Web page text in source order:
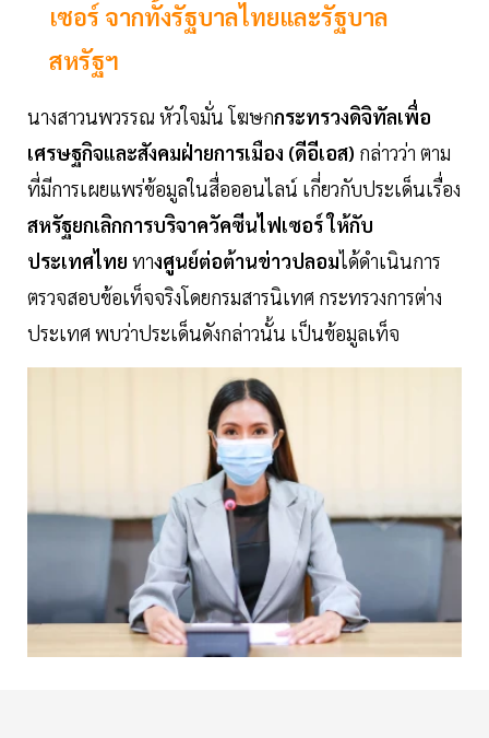
เซอร์ จากทั้งรัฐบาลไทยและรัฐบาล
สหรัฐฯ
นางสาวนพวรรณ หัวใจมั่น โฆษกกระทรวงดิจิทัลเพื่อ
เศรษฐกิจและสังคมฝ่ายการเมือง (ดีอีเอส) กล่าวว่า ตาม
ที่มีการเผยแพร่ข้อมูลในสื่อออนไลน์ เกี่ยวกับประเด็นเรื่อง
สหรัฐยกเลิกการบริจาควัคซีนไฟเซอร์ ให้กับ
ประเทศไทย ทางศูนย์ต่อต้านข่าวปลอมได้ดำเนินการ
ตรวจสอบข้อเท็จจริงโดยกรมสารนิเทศ กระทรวงการต่าง
ประเทศ พบว่าประเด็นดังกล่าวนั้น เป็นข้อมูลเท็จ